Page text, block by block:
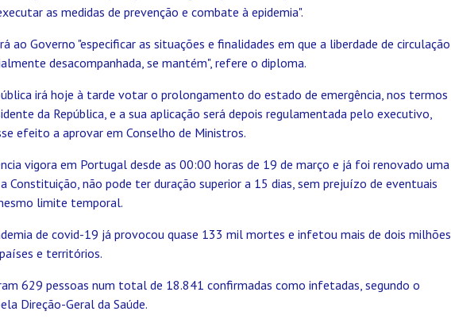
as medidas de prevenção e combate à epidemia".
ao Governo "especificar as situações e finalidades em que a liberdade de circulação
desacompanhada, se mantém", refere o diploma.
irá hoje à tarde votar o prolongamento do estado de emergência, nos termos
da República, e a sua aplicação será depois regulamentada pelo executivo,
efeito a aprovar em Conselho de Ministros.
vigora em Portugal desde as 00:00 horas de 19 de março e já foi renovado uma
Constituição, não pode ter duração superior a 15 dias, sem prejuízo de eventuais
limite temporal.
de covid-19 já provocou quase 133 mil mortes e infetou mais de dois milhões
e territórios.
629 pessoas num total de 18.841 confirmadas como infetadas, segundo o
Direção-Geral da Saúde.